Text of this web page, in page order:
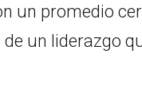
un promedio
un liderazgo